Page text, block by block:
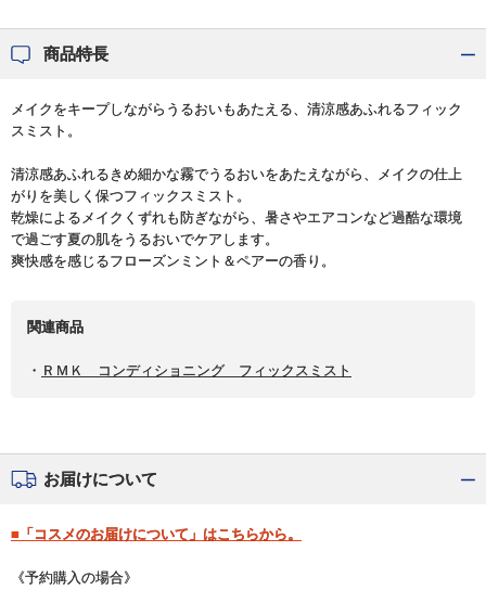
商品特長
メイクをキープしながらうるおいもあたえる、清涼感あふれるフィック
スミスト。
清涼感あふれるきめ細かな霧でうるおいをあたえながら、メイクの仕上
がりを美しく保つフィックスミスト。
乾燥によるメイクくずれも防ぎながら、暑さやエアコンなど過酷な環境
で過ごす夏の肌をうるおいでケアします。
爽快感を感じるフローズンミント＆ペアーの香り。
関連商品
・ ＲＭＫ コンディショニング フィックスミスト
お届けについて
■「コスメのお届けについて」はこちらから。
《予約購入の場合》